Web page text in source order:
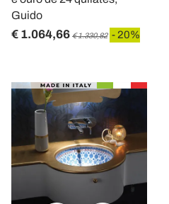
Guido
€ 1.064,66 € 1.330,82 - 20%